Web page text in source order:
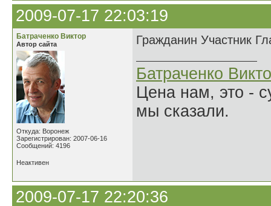
2009-07-17 22:03:19
Батраченко Виктор
Автор сайта
Откуда: Воронеж
Зарегистрирован: 2007-06-16
Сообщений: 4196
Гражданин Участник
Батраченко
Цена нам, это -
мы сказали.
Неактивен
2009-07-17 22:20:36